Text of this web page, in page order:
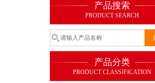
产品搜索
PRODUCT SEARCH
产品分类
PRODUCT CLASSIFICATION